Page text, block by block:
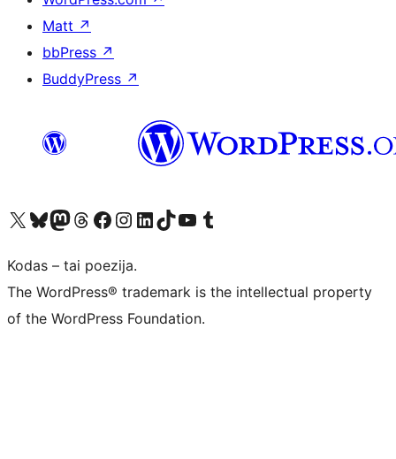
Matt ↗
bbPress ↗
BuddyPress ↗
Visit our X (formerly Twitter) account
Apsilankykite mūsų Bluesky paskyroje
Visit our Mastodon account
Apsilankykite mūsų Threads paskyroje
Visit our Facebook page
Visit our Instagram account
Visit our LinkedIn account
Apsilankykite mūsų TikTok paskyroje
Visit our YouTube channel
Apsilankykite mūsų Tumblr paskyroje
Kodas – tai poezija.
The WordPress® trademark is the intellectual property
of the WordPress Foundation.